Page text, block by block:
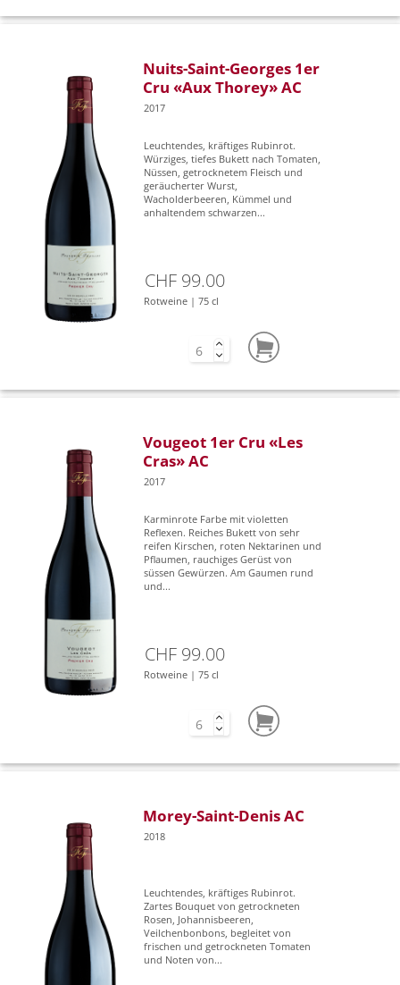
Nuits-Saint-Georges 1er
Cru «Aux Thorey» AC
2017
Leuchtendes, kräftiges Rubinrot.
Würziges, tiefes Bukett nach Tomaten,
Nüssen, getrocknetem Fleisch und
geräucherter Wurst,
Wacholderbeeren, Kümmel und
anhaltendem schwarzen...
CHF 99.00
Rotweine | 75 cl
Vougeot 1er Cru «Les
Cras» AC
2017
Karminrote Farbe mit violetten
Reflexen. Reiches Bukett von sehr
reifen Kirschen, roten Nektarinen und
Pflaumen, rauchiges Gerüst von
süssen Gewürzen. Am Gaumen rund
und...
CHF 99.00
Rotweine | 75 cl
Morey-Saint-Denis AC
2018
Leuchtendes, kräftiges Rubinrot.
Zartes Bouquet von getrockneten
Rosen, Johannisbeeren,
Veilchenbonbons, begleitet von
frischen und getrockneten Tomaten
und Noten von...